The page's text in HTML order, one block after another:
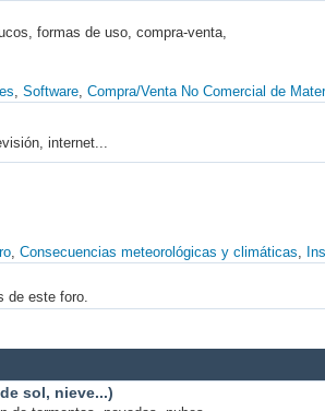
formas de uso, compra-venta,
Software Compra/Venta No Comercial de
internet...
Consecuencias meteorológicas y climáticas
de este foro.
sol, nieve...)